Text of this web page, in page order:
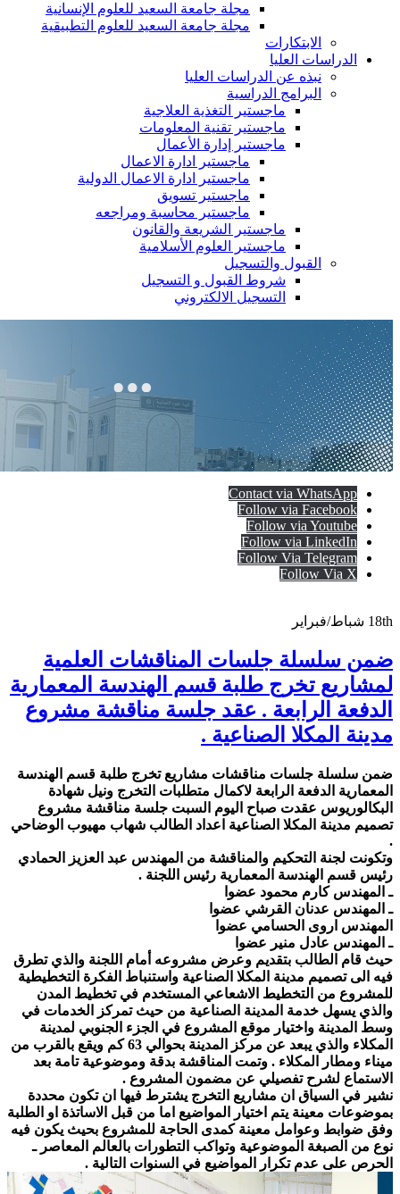
مجلة جامعة السعيد للعلوم الإنسانية
مجلة جامعة السعيد للعلوم التطبيقية
الابتكارات
الدراسات العليا
نبذه عن الدراسات العليا
البرامج الدراسية
ماجستير التغذية العلاجية
ماجستير تقنية المعلومات
ماجستير إدارة الأعمال
ماجستير ادارة الاعمال
ماجستير ادارة الاعمال الدولية
ماجستير تسويق
ماجستير محاسبة ومراجعه
ماجستير الشريعة والقانون
ماجستير العلوم الأسلامية
القبول والتسجيل
شروط القبول و التسجيل
التسجيل الالكتروني
Contact via WhatsApp
Follow via Facebook
Follow via Youtube
Follow via LinkedIn
Follow Via Telegram
Follow Via X
18th شباط/فبراير
ضمن سلسلة جلسات المناقشات العلمية
لمشاريع تخرج طلبة قسم الهندسة المعمارية
الدفعة الرابعة . عقد جلسة مناقشة مشروع
مدينة المكلا الصناعية .
ضمن سلسلة جلسات مناقشات مشاريع تخرج طلبة قسم الهندسة
المعمارية الدفعة الرابعة لاكمال متطلبات التخرج ونيل شهادة
البكالوريوس عقدت صباح اليوم السبت جلسة مناقشة مشروع
تصميم مدينة المكلا الصناعية اعداد الطالب شهاب مهيوب الوضاحي
.
وتكونت لجنة التحكيم والمناقشة من المهندس عبد العزيز الحمادي
رئيس قسم الهندسة المعمارية رئيس اللجنة .
ـ المهندس كارم محمود عضوا
ـ المهندس عدنان القرشي عضوا
المهندس اروى الحسامي عضوا
ـ المهندس عادل منير عضوا
حيث قام الطالب بتقديم وعرض مشروعه أمام اللجنة والذي تطرق
فيه الى تصميم مدينة المكلا الصناعية واستنباط الفكرة التخطيطية
للمشروع من التخطيط الاشعاعي المستخدم في تخطيط المدن
والذي يسهل خدمة المدينة الصناعية من حيث تمركز الخدمات في
وسط المدينة واختيار موقع المشروع في الجزء الجنوبي لمدينة
المكلاء والذي يبعد عن مركز المدينة بحوالي 63 كم ويقع بالقرب من
ميناء ومطار المكلاء . وتمت المناقشة بدقة وموضوعية تامة بعد
الاستماع لشرح تفصيلي عن مضمون المشروع .
نشير في السياق ان مشاريع التخرج يشترط فيها ان تكون محددة
بموضوعات معينة يتم اختيار المواضيع اما من قبل الاساتذة او الطلبة
وفق ضوابط وعوامل معينة كمدى الحاجة للمشروع بحيث يكون فيه
نوع من الصبغة الموضوعية وتواكب التطورات بالعالم المعاصرـ
الحرص على عدم تكرار المواضيع في السنوات التالية .